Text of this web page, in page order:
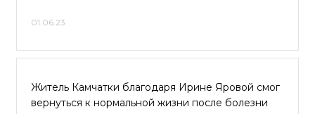
01.06.23
Житель Камчатки благодаря Ирине Яровой смог
вернуться к нормальной жизни после болезни